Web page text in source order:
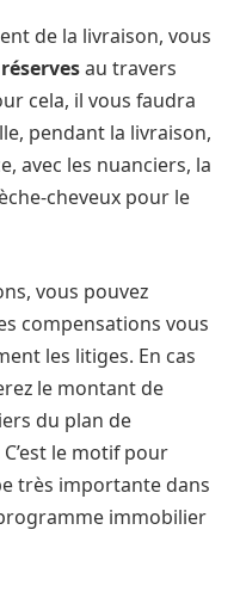
de la livraison, vous
au travers
cela, il vous faudra
pendant la livraison,
avec les nuanciers, la
cheveux pour le
vous pouvez
compensations vous
les litiges. En cas
le montant de
du plan de
le motif pour
très importante dans
immobilier